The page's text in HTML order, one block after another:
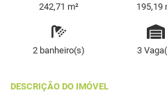
242,71 m² 195,19
2 banheiro(s) 3
DESCRIÇÃO DO IMÓVEL